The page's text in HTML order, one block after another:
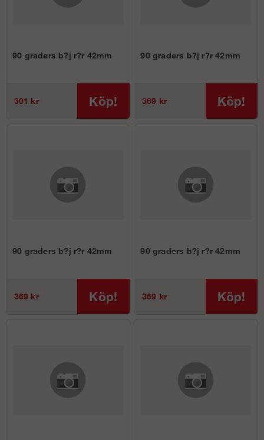
90 graders b?j r?r 42mm
301 kr Köp!
90 graders b?j r?r 42mm
369 kr Köp!
90 graders b?j r?r 42mm
369 kr Köp!
90 graders b?j r?r 42mm
369 kr Köp!